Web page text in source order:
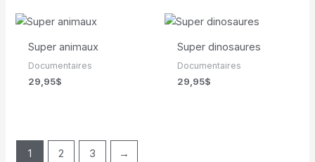
Super animaux
Documentaires
29,95$
Super dinosaures
Documentaires
29,95$
1 2 3 →